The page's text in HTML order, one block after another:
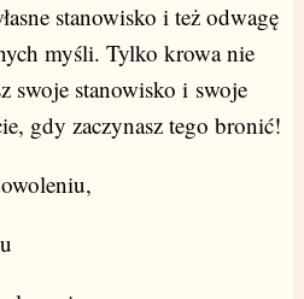
stanowisko i też odwagę
myśli. Tylko krowa nie
swoje stanowisko i swoje
gdy zaczynasz tego bronić!